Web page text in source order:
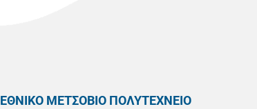
ΕΘΝΙΚΟ ΜΕΤΣΟΒΙΟ ΠΟΛΥΤΕΧΝΕΙΟ